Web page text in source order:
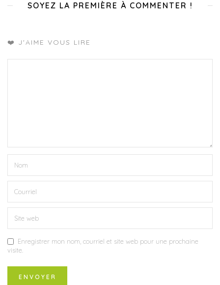
SOYEZ LA PREMIÈRE À COMMENTER !
❤️ J'AIME VOUS LIRE
Enregistrer mon nom, courriel et site web pour une prochaine
visite.